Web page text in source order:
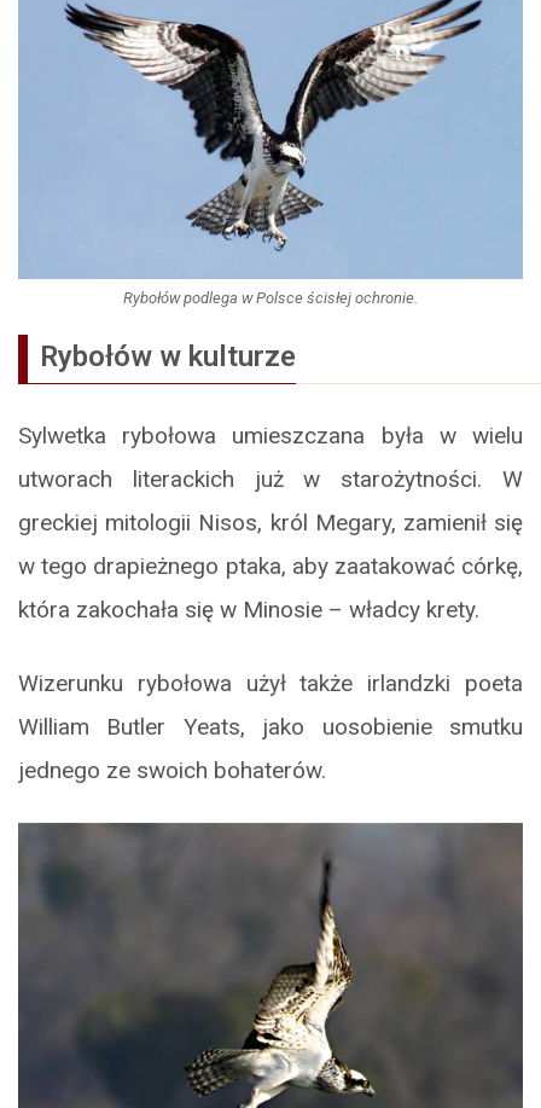
Rybołów podlega w Polsce ścisłej ochronie.
Rybołów w kulturze
Sylwetka rybołowa umieszczana była w wielu
utworach literackich już w starożytności. W
greckiej mitologii Nisos, król Megary, zamienił się
w tego drapieżnego ptaka, aby zaatakować córkę,
która zakochała się w Minosie – władcy krety.
Wizerunku rybołowa użył także irlandzki poeta
William Butler Yeats, jako uosobienie smutku
jednego ze swoich bohaterów.